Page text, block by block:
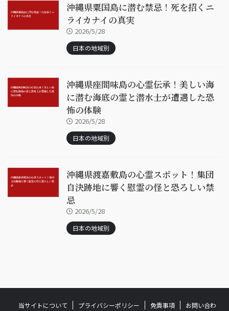
沖縄県粟国島に潜む禁忌！死を招くニ
ライカナイの真実
2026/5/28
日本の地域別
沖縄県座間味島の心霊伝承！美しい海
に潜む海底の霊と潜水士が遭遇した恐
怖の体験
2026/5/28
日本の地域別
沖縄県渡嘉敷島の心霊スポット！集団
自決跡地に響く慰霊の怪と恐ろしい禁
忌
2026/5/28
日本の地域別
当サイトについて プライバシーポリシー 免責事項 お問い合わ